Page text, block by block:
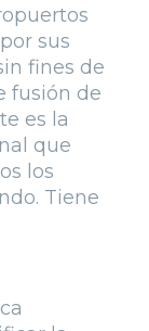
sus
fines de
fusión de
es la
que
los
Tiene